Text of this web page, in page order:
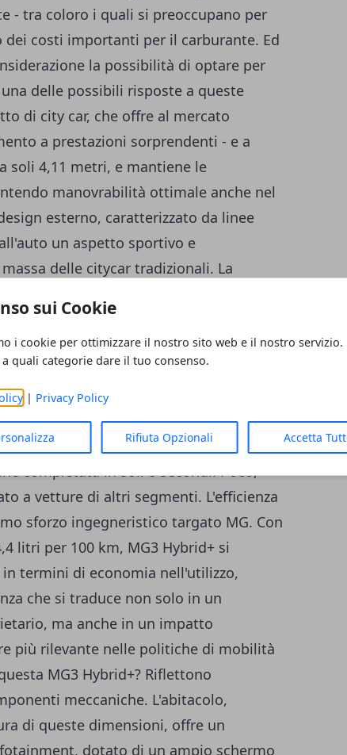
sui Cookie
i cookie per ottimizzare il nostro sito web e il nostro servizio.
quali categorie dare il tuo consenso.
| Privacy Policy
Rifiuta Opzionali Accetta
- tra coloro i quali si preoccupano per
dei costi importanti per il carburante. Ed
la possibilità di optare per
delle possibili risposte a queste
di city car, che offre al mercato
a prestazioni sorprendenti - e a
soli 4,11 metri, e mantiene le
manovrabilità ottimale anche nel
esterno, caratterizzato da linee
un aspetto sportivo e
delle citycar tradizionali. La
focale nello sviluppo del veicolo,
sia in ambito urbano che
sul suo sistema di propulsione
da 1,5 litri con un propulsore
in una potenza complessiva alla ruota
importante per una vettura di questo
oggettivamente di rilievo:
completata in soli 8 secondi. Poco,
a vetture di altri segmenti. L'efficienza
sforzo ingegneristico targato MG. Con
litri per 100 km, MG3 Hybrid+ si
termini di economia nell'utilizzo,
che si traduce non solo in un
ma anche in un impatto
più rilevante nelle politiche di mobilità
MG3 Hybrid+? Riflettono
meccaniche. L'abitacolo,
di queste dimensioni, offre un
dotato di un ampio schermo